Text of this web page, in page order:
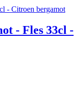
- Fles 33cl -